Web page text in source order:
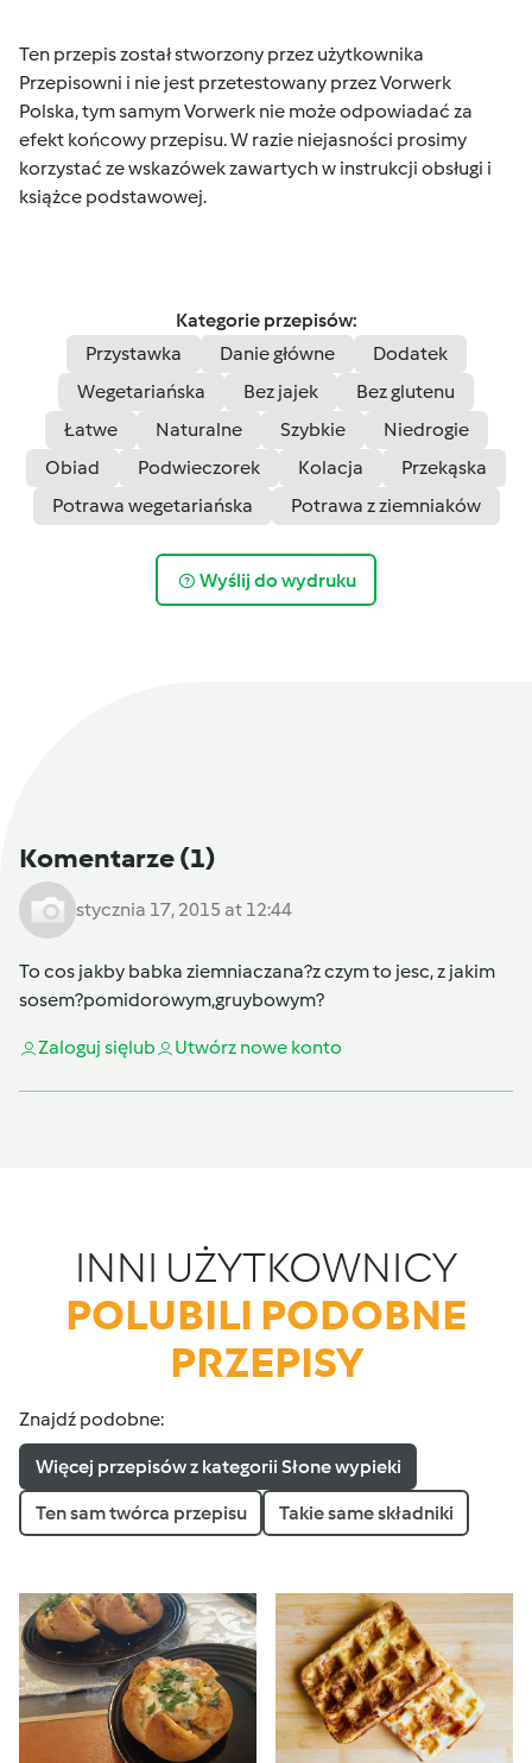
Ten przepis został stworzony przez użytkownika
Przepisowni i nie jest przetestowany przez Vorwerk
Polska, tym samym Vorwerk nie może odpowiadać za
efekt końcowy przepisu. W razie niejasności prosimy
korzystać ze wskazówek zawartych w instrukcji obsługi i
książce podstawowej.
Kategorie przepisów:
Przystawka
Danie główne
Dodatek
Wegetariańska
Bez jajek
Bez glutenu
Łatwe
Naturalne Szybkie
Niedrogie
Obiad
Podwieczorek Kolacja
Przekąska
Potrawa wegetariańska
Potrawa z ziemniaków
Wyślij do wydruku
Komentarze(1)
stycznia 17, 2015 at 12:44
To cos jakby babka ziemniaczana?z czym to jesc, z jakim
sosem?pomidorowym,gruybowym?
Zaloguj sięlub Utwórz nowe konto
INNI UŻYTKOWNICY
POLUBILI PODOBNE
PRZEPISY
Znajdź podobne:
Więcej przepisów z kategorii Słone wypieki
Ten sam twórca przepisu Takie same składniki